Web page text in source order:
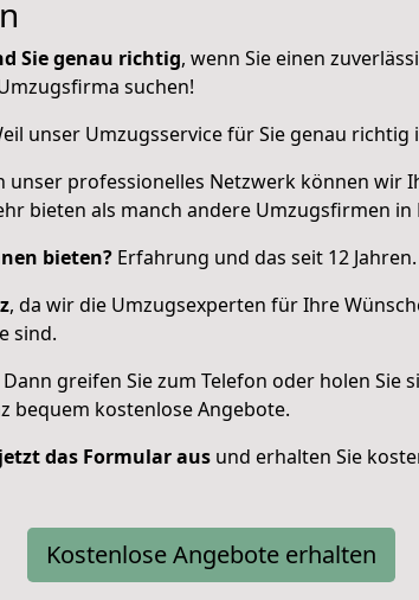
Sie genau richtig, wenn Sie einen
suchen!
unser Umzugsservice für Sie genau richtig
unser professionelles Netzwerk können wir
bieten als manch andere Umzugsfirmen in
bieten? Erfahrung und das seit 12 Jahren.
, da wir die Umzugsexperten für Ihre
sind.
Dann greifen Sie zum Telefon oder holen Sie
bequem kostenlose Angebote.
das Formular aus und erhalten Sie
Kostenlose Angebote erhalten